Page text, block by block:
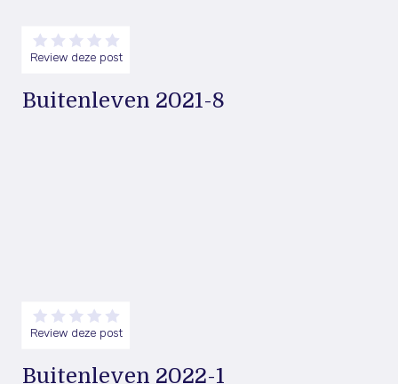
Review deze post
Buitenleven 2021-8
Review deze post
Buitenleven 2022-1